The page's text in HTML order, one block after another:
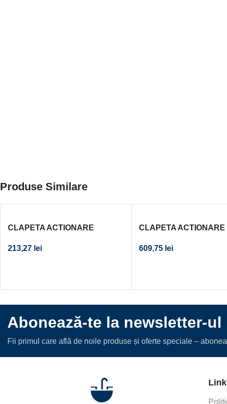
Produse Similare
CLAPETA ACTIONARE
DELTA01 CROM MAT CAL. I
213,27 lei
CLAPETA ACTIONARE
OMEGA20 NEGRU-
609,75 lei
Abonează-te la newsletter-
Fii primul care află de noile produse și oferte speciale –